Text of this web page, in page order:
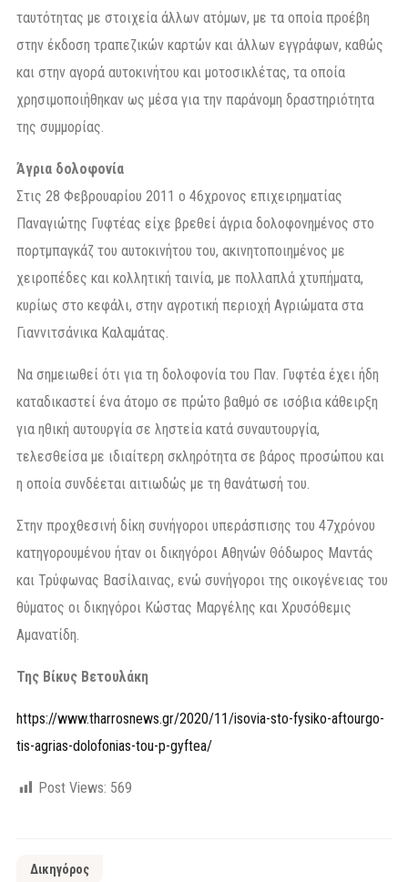
ταυτότητας με στοιχεία άλλων ατόμων, με τα οποία προέβη
στην έκδοση τραπεζικών καρτών και άλλων εγγράφων, καθώς
και στην αγορά αυτοκινήτου και μοτοσικλέτας, τα οποία
χρησιμοποιήθηκαν ως μέσα για την παράνομη δραστηριότητα
της συμμορίας.
Άγρια δολοφονία
Στις 28 Φεβρουαρίου 2011 ο 46χρονος επιχειρηματίας
Παναγιώτης Γυφτέας είχε βρεθεί άγρια δολοφονημένος στο
πορτμπαγκάζ του αυτοκινήτου του, ακινητοποιημένος με
χειροπέδες και κολλητική ταινία, με πολλαπλά χτυπήματα,
κυρίως στο κεφάλι, στην αγροτική περιοχή Αγριώματα στα
Γιαννιτσάνικα Καλαμάτας.
Να σημειωθεί ότι για τη δολοφονία του Παν. Γυφτέα έχει ήδη
καταδικαστεί ένα άτομο σε πρώτο βαθμό σε ισόβια κάθειρξη
για ηθική αυτουργία σε ληστεία κατά συναυτουργία,
τελεσθείσα με ιδιαίτερη σκληρότητα σε βάρος προσώπου και
η οποία συνδέεται αιτιωδώς με τη θανάτωσή του.
Στην προχθεσινή δίκη συνήγοροι υπεράσπισης του 47χρόνου
κατηγορουμένου ήταν οι δικηγόροι Αθηνών Θόδωρος Μαντάς
και Τρύφωνας Βασίλαινας, ενώ συνήγοροι της οικογένειας του
θύματος οι δικηγόροι Κώστας Μαργέλης και Χρυσόθεμις
Αμανατίδη.
Της Βίκυς Βετουλάκη
https://www.tharrosnews.gr/2020/11/isovia-sto-fysiko-aftourgo-
tis-agrias-dolofonias-tou-p-gyftea/
Post Views: 569
Δικηγόρος